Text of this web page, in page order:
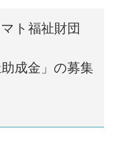
ト福祉財団
助成金」の募集